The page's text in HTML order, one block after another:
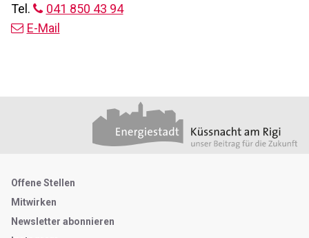
Tel.
041 850 43 94
E-Mail
Metanavigation
Offene Stellen
Mitwirken
Newsletter abonnieren